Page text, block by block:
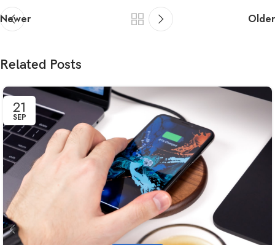
Newer Older
Related Posts
21
SEP